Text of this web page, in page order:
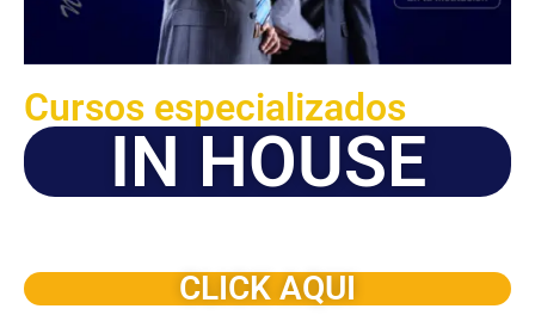
Cursos especializados
IN HOUSE
CLICK AQUI